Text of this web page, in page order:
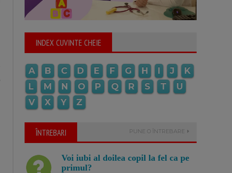
INDEX CUVINTE CHEIE
A B C D E F G H I J
K
L
M N O P Q R S T
U
V
X Y Z
ÎNTREBARI PUNE O ÎNTREBARE
Voi iubi al doilea copil la fel ca pe
primul?